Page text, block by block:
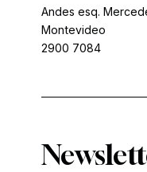
Andes esq.
Montevideo
2900 7084